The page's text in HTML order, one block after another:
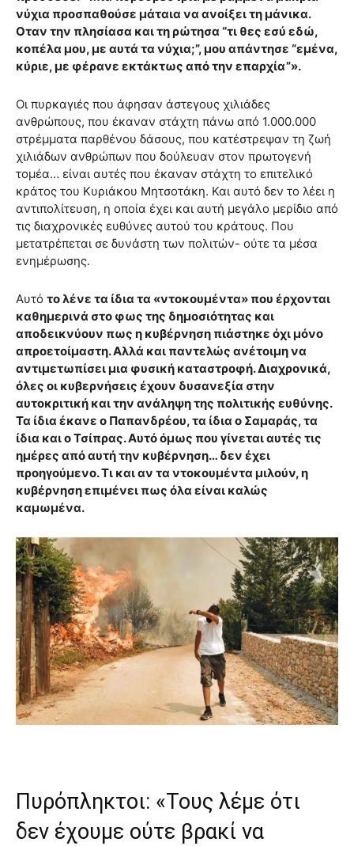
νύχια προσπαθούσε μάταια να ανοίξει τη μάνικα.
Οταν την πλησίασα και τη ρώτησα “τι θες εσύ εδώ,
κοπέλα μου, με αυτά τα νύχια;”, μου απάντησε “εμένα,
κύριε, με φέρανε εκτάκτως από την επαρχία”».
Οι πυρκαγιές που άφησαν άστεγους χιλιάδες
ανθρώπους, που έκαναν στάχτη πάνω από 1.000.000
στρέμματα παρθένου δάσους, που κατέστρεψαν τη ζωή
χιλιάδων ανθρώπων που δούλευαν στον πρωτογενή
τομέα… είναι αυτές που έκαναν στάχτη το επιτελικό
κράτος του Κυριάκου Μητσοτάκη. Και αυτό δεν το λέει η
αντιπολίτευση, η οποία έχει και αυτή μεγάλο μερίδιο από
τις διαχρονικές ευθύνες αυτού του κράτους. Που
μετατρέπεται σε δυνάστη των πολιτών- ούτε τα μέσα
ενημέρωσης.
Αυτό το λένε τα ίδια τα «ντοκουμέντα» που έρχονται
καθημερινά στο φως της δημοσιότητας και
αποδεικνύουν πως η κυβέρνηση πιάστηκε όχι μόνο
απροετοίμαστη. Αλλά και παντελώς ανέτοιμη να
αντιμετωπίσει μια φυσική καταστροφή. Διαχρονικά,
όλες οι κυβερνήσεις έχουν δυσανεξία στην
αυτοκριτική και την ανάληψη της πολιτικής ευθύνης.
Τα ίδια έκανε ο Παπανδρέου, τα ίδια ο Σαμαράς, τα
ίδια και ο Τσίπρας. Αυτό όμως που γίνεται αυτές τις
ημέρες από αυτή την κυβέρνηση… δεν έχει
προηγούμενο. Τι και αν τα ντοκουμέντα μιλούν, η
κυβέρνηση επιμένει πως όλα είναι καλώς
καμωμένα.
Πυρόπληκτοι: «Τους λέμε ότι
δεν έχουμε ούτε βρακί να